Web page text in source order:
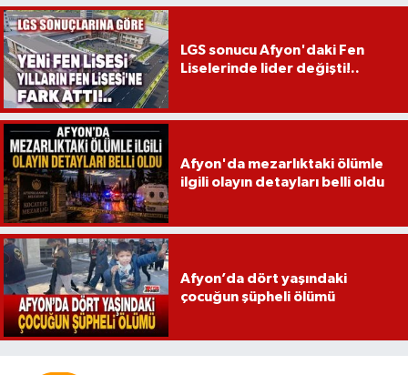
LGS sonucu Afyon'daki Fen
Liselerinde lider değişti!..
Afyon'da mezarlıktaki ölümle
ilgili olayın detayları belli oldu
Afyon’da dört yaşındaki
çocuğun şüpheli ölümü